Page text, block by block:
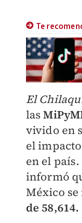
Te
El
las
vivido en
el
en el
informó
México
de 58,614.